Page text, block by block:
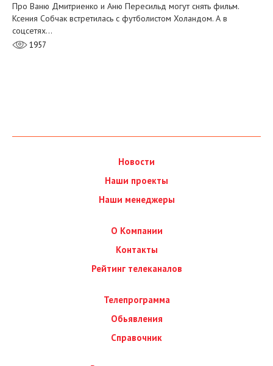
Про Ваню Дмитриенко и Аню Пересильд могут снять фильм.
Ксения Собчак встретилась с футболистом Холандом. А в
соцсетях…
1957
Новости
Наши проекты
Наши менеджеры
О Компании
Контакты
Рейтинг телеканалов
Телепрограмма
Обьявления
Справочник